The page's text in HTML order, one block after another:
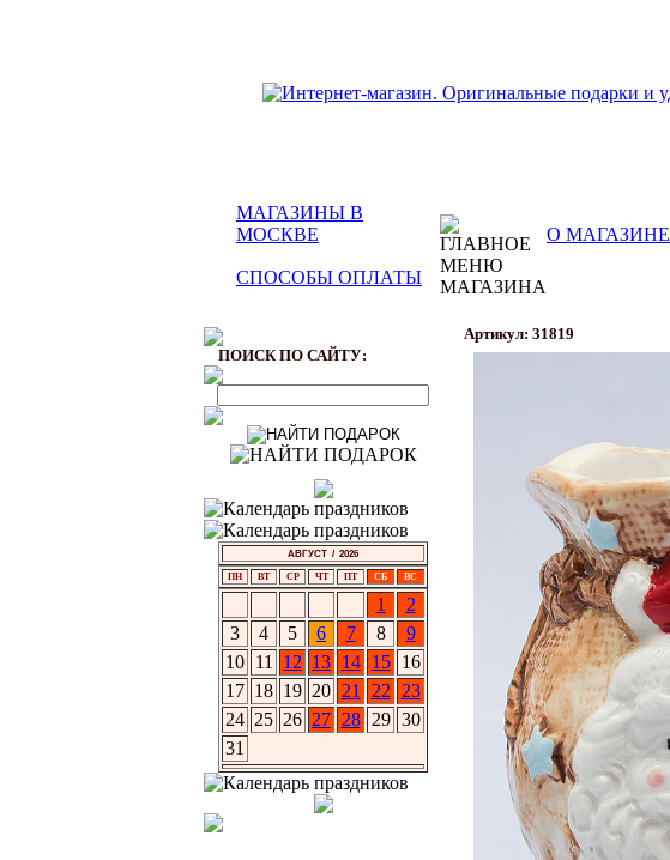
МАГАЗИНЫ В
МОСКВЕ
О МАГАЗИНЕ
СПОСОБЫ ОПЛАТЫ
ПОИСК ПО САЙТУ:
АВГУСТ / 2026
ПН ВТ СР ЧТ ПТ СБ ВС
1
2
3
4 5 6 7 8
9
10 11 12 13 14 15
16
17 18 19 20 21 22
23
24 25 26 27 28 29 30
31
Артикул: 31819